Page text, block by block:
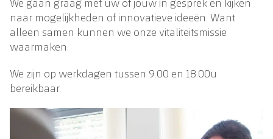
We gaan graag met uw of jouw in gesprek en kijken
naar mogelijkheden of innovatieve ideeën. Want
alleen samen kunnen we onze vitaliteitsmissie
waarmaken.
We zijn op werkdagen tussen 9.00 en 18.00u
bereikbaar.